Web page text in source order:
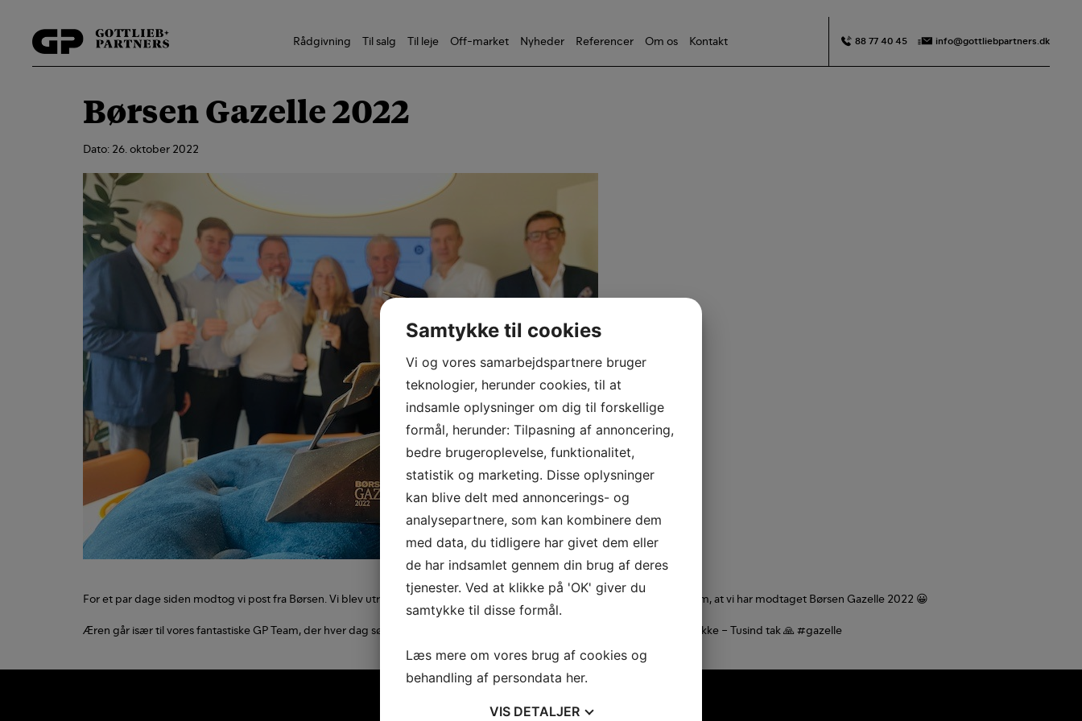
indholdet
88 77 40 45 info@gottliebpartners.dk
Rådgivning Til salg Til leje Off-market Nyheder Referencer Om os Kontakt
Børsen Gazelle 2022
Dato: 26. oktober 2022
For et par dage siden modtog vi post fra Børsen. Vi blev utrolig glade og stolte, da vi kunne se det var for at informerer os om, at vi har modtaget Børsen Gazelle 2022 😀
Æren går især til vores fantastiske GP Team, der hver dag sørger for vi leverer værdi til vores kunder, som vi også gerne vil takke – Tusind tak 🙏 #gazelle
Samtykke til cookies
Vi og vores samarbejdspartnere bruger
teknologier, herunder cookies, til at
indsamle oplysninger om dig til forskellige
formål, herunder: Tilpasning af annoncering,
bedre brugeroplevelse, funktionalitet,
statistik og marketing. Disse oplysninger
kan blive delt med annoncerings- og
analysepartnere, som kan kombinere dem
med data, du tidligere har givet dem eller
de har indsamlet gennem din brug af deres
tjenester. Ved at klikke på 'OK' giver du
samtykke til disse formål.
Læs mere om vores brug af cookies og
behandling af persondata her.
VIS DETALJER